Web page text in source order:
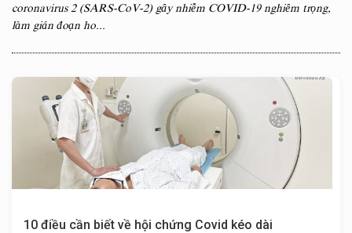
coronavirus 2 (SARS-CoV-2) gây nhiễm COVID-19 nghiêm trọng,
làm gián đoạn ho...
10 điều cần biết về hội chứng Covid kéo dài